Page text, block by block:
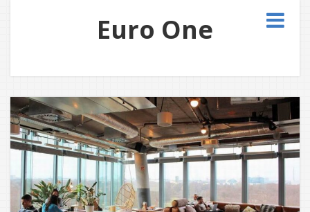
Euro One